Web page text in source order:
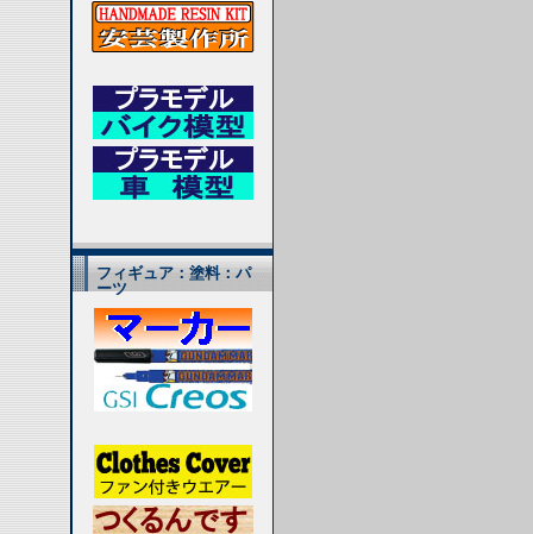
フィギュア：塗料：パ
ーツ